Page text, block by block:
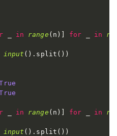
in range ( n ) ] for in
input ( ) . split ( ) )
in range ( n ) ] for in
input ( ) . split ( ) )